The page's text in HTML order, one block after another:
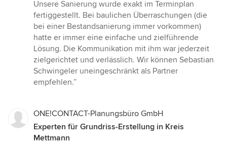
Unsere Sanierung wurde exakt im Terminplan
fertiggestellt. Bei baulichen Überraschungen (die
bei einer Bestandsanierung immer vorkommen)
hatte er immer eine einfache und zielführende
Lösung. Die Kommunikation mit ihm war jederzeit
zielgerichtet und verlässlich. Wir können Sebastian
Schwingeler uneingeschränkt als Partner
empfehlen.”
ONE!CONTACT-Planungsbüro GmbH
Experten für Grundriss-Erstellung in Kreis
Mettmann